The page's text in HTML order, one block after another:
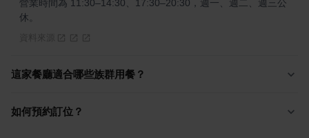
營業時間為 11:30–14:30、17:30–20:30，週一、週二、週三公
休。
這家餐廳適合哪些族群用餐？
如何預約訂位？